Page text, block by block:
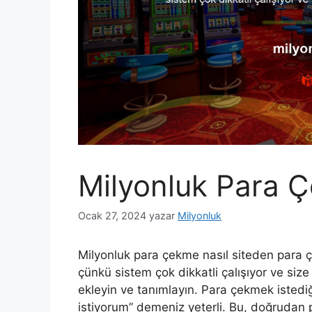
Milyonluk Para
Ocak 27, 2024 yazar Milyonluk
Milyonluk para çekme nasıl siteden para
çünkü sistem çok dikkatli çalışıyor ve
ekleyin ve tanımlayın. Para çekmek
istiyorum” demeniz yeterli. Bu,